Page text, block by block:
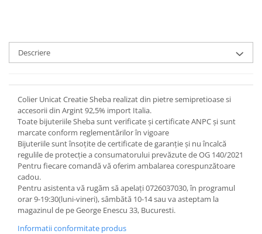
Descriere
Colier Unicat Creatie Sheba realizat din pietre semipretioase si
accesorii din Argint 92,5% import Italia.
Toate bijuteriile Sheba sunt verificate şi certificate ANPC și sunt
marcate conform reglementărilor în vigoare
Bijuteriile sunt însoţite de certificate de garanţie și nu încalcă
regulile de protecție a consumatorului prevăzute de OG 140/2021
Pentru fiecare comandă vă oferim ambalarea corespunzătoare
cadou.
Pentru asistenta vă rugăm să apelați 0726037030, în programul
orar 9-19:30(luni-vineri), sâmbătă 10-14 sau va asteptam la
magazinul de pe George Enescu 33, Bucuresti.
Informatii conformitate produs